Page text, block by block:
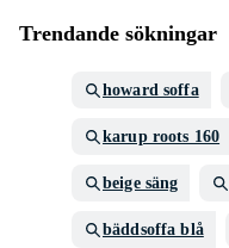
Trendande sökningar
howard soffa
karup roots 160
beige säng
bäddsoffa blå